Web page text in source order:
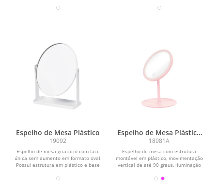
Espelho de Mesa Plástico
19092
Espelho de mesa giratório com face
única sem aumento em formato oval.
Possui estrutura em plástico e base
Espelho de Mesa Plástico
com LED
18981A
Espelho de mesa com estrutura
montável em plástico, movimentação
vertical de até 90 graus, iluminação